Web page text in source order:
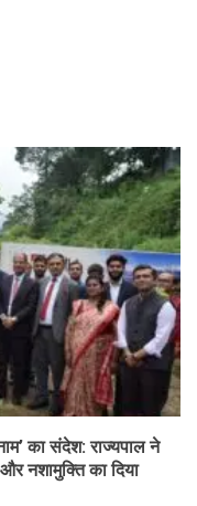
का संदेश: राज्यपाल ने
नशामुक्ति का दिया